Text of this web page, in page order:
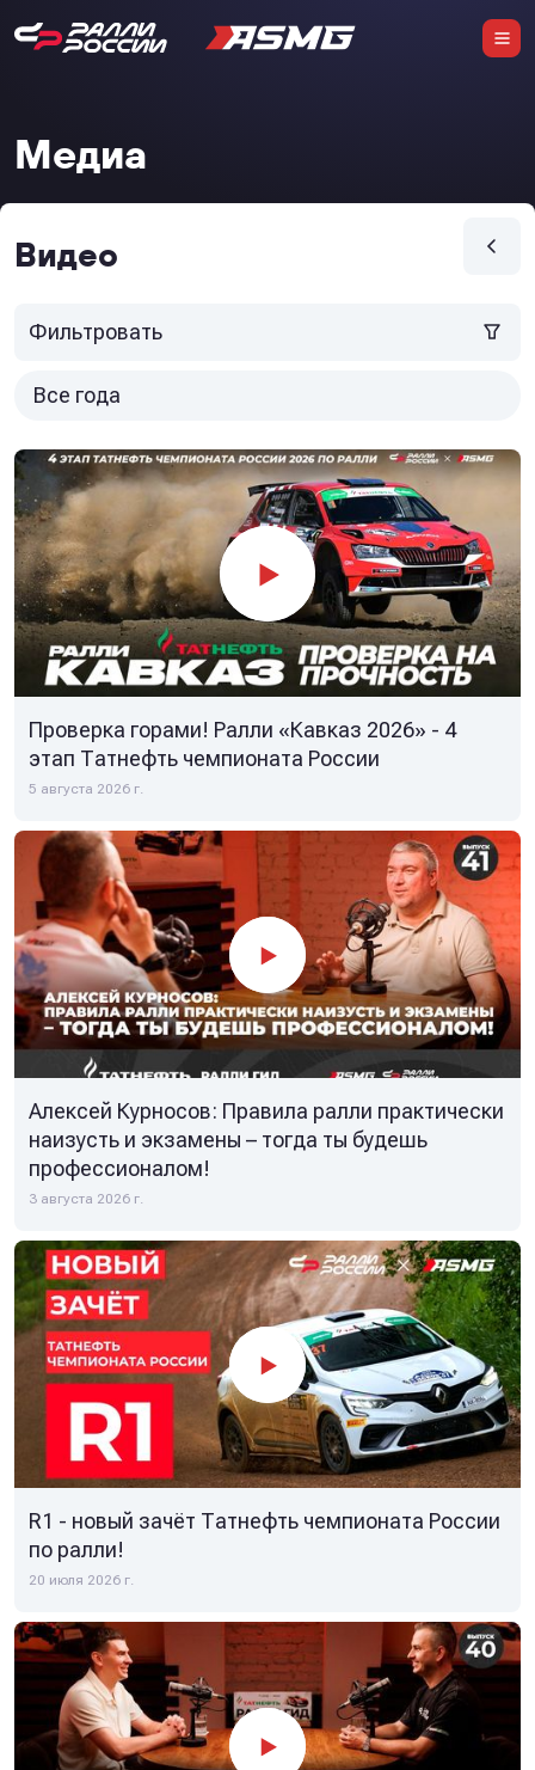
Медиа
Видео
Фильтровать
Все года
Проверка горами! Ралли «Кавказ 2026» - 4
этап Татнефть чемпионата России
5 августа 2026 г.
Алексей Курносов: Правила ралли практически
наизусть и экзамены – тогда ты будешь
профессионалом!
3 августа 2026 г.
R1 - новый зачёт Татнефть чемпионата России
по ралли!
20 июля 2026 г.